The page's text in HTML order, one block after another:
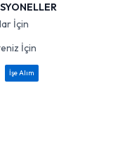
İçin
İçin
İşe Alım